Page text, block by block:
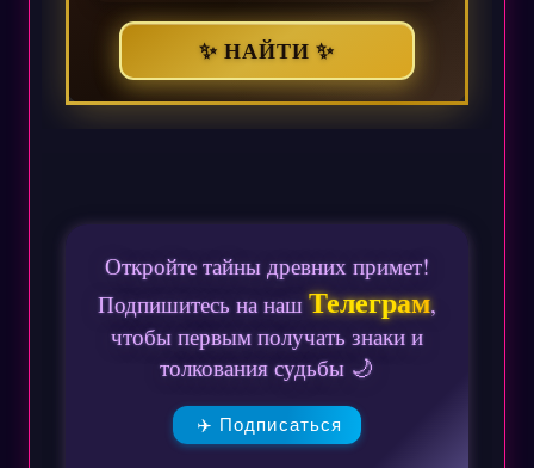
✨ НАЙТИ ✨
Откройте тайны древних примет!
Подпишитесь на нашТелеграм,
чтобы первым получать знаки и
толкования судьбы 🌙
✈️ Подписаться